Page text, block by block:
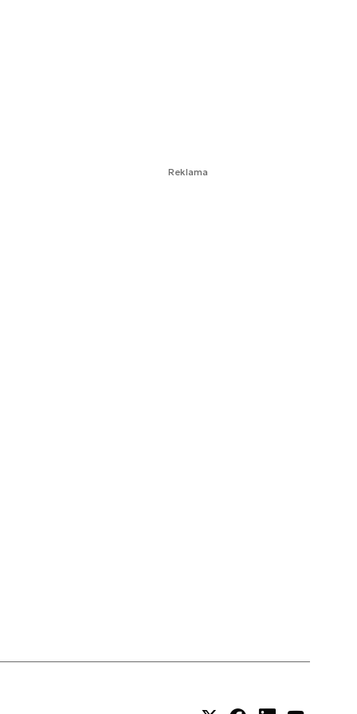
Reklama